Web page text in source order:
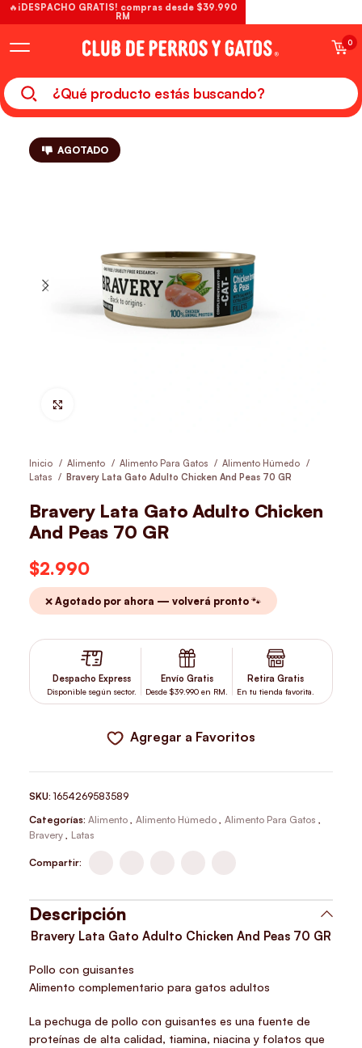
0
AGOTADO
Inicio Alimento Alimento Para Gatos
Alimento Húmedo
Latas
Bravery Lata Gato Adulto Chicken And Peas 70 GR
Bravery Lata Gato Adulto Chicken
And Peas 70 GR
$2.990
❌ Agotado por ahora — volverá pronto 🐾
Despacho Express
Disponible según sector.
Envío Gratis
Desde $39.990 en RM.
Retira Gratis
En tu tienda favorita.
Agregar a Favoritos
SKU:1654269583589
Categorías: Alimento Alimento Húmedo Alimento Para Gatos
Bravery
Latas
Compartir:
Descripción
Bravery Lata Gato Adulto Chicken And Peas 70 GR
Pollo con guisantes
Alimento complementario para gatos adultos
La pechuga de pollo con guisantes es una fuente de
proteínas de alta calidad, tiamina, niacina y folatos que
🔥¡DESPACHO GRATIS! compras desde $39.990
RM